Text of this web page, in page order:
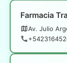
Farmacia
Av. Julio